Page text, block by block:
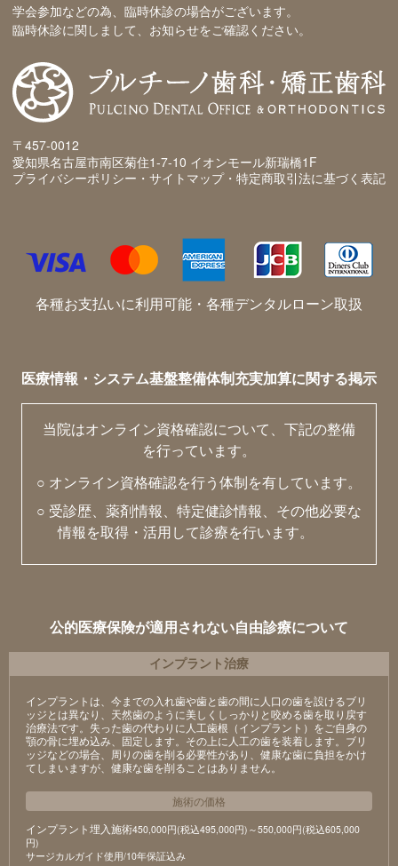
学会参加などの為、臨時休診の場合がございます。
臨時休診に関しまして、お知らせをご確認ください。
〒457-0012
愛知県名古屋市南区菊住1-7-10 イオンモール新瑞橋1F
プライバシーポリシー・サイトマップ・特定商取引法に基づく表記
各種お支払いに利用可能・各種デンタルローン取扱
医療情報・システム基盤整備体制充実加算に関する掲示
当院はオンライン資格確認について、下記の整備
を行っています。
○ オンライン資格確認を行う体制を有しています。
○ 受診歴、薬剤情報、特定健診情報、その他必要な
情報を取得・活用して診療を行います。
公的医療保険が適用されない自由診療について
インプラント治療
インプラントは、今までの入れ歯や歯と歯の間に人口の歯を設けるブリ
ッジとは異なり、天然歯のように美しくしっかりと咬める歯を取り戻す
治療法です。失った歯の代わりに人工歯根（インプラント）をご自身の
顎の骨に埋め込み、固定します。その上に人工の歯を装着します。ブリ
ッジなどの場合、周りの歯を削る必要性があり、健康な歯に負担をかけ
てしまいますが、健康な歯を削ることはありません。
施術の価格
インプラント埋入施術450,000円(税込495,000円)～550,000円(税込605,000
円)
サージカルガイド使用/10年保証込み